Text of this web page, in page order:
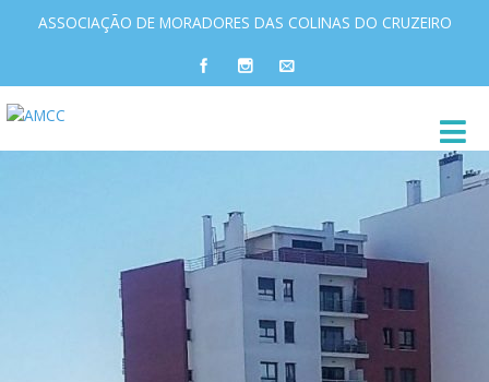
ASSOCIAÇÃO DE MORADORES DAS COLINAS DO CRUZEIRO